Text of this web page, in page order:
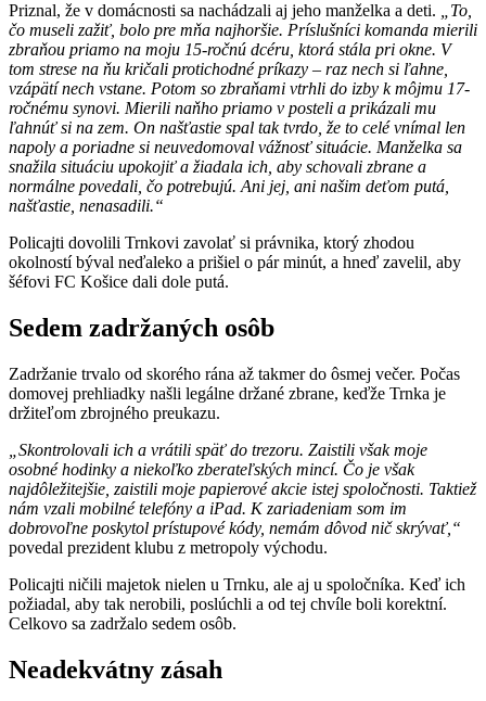
Priznal, že v domácnosti sa nachádzali aj jeho manželka a deti.
„To,
čo museli zažiť, bolo pre mňa najhoršie. Príslušníci komanda mierili
zbraňou priamo na moju 15-ročnú dcéru, ktorá stála pri okne. V
tom strese na ňu kričali protichodné príkazy – raz nech si ľahne,
vzápätí nech vstane. Potom so zbraňami vtrhli do izby k môjmu 17-
ročnému synovi. Mierili naňho priamo v posteli a prikázali mu
ľahnúť si na zem. On našťastie spal tak tvrdo, že to celé vnímal len
napoly a poriadne si neuvedomoval vážnosť situácie. Manželka sa
snažila situáciu upokojiť a žiadala ich, aby schovali zbrane a
normálne povedali, čo potrebujú. Ani jej, ani našim deťom putá,
našťastie, nenasadili.“
Policajti dovolili Trnkovi zavolať si právnika, ktorý zhodou
okolností býval neďaleko a prišiel o pár minút, a hneď zavelil, aby
šéfovi FC Košice dali dole putá.
Sedem zadržaných osôb
Zadržanie trvalo od skorého rána až takmer do ôsmej večer. Počas
domovej prehliadky našli legálne držané zbrane, keďže Trnka je
držiteľom zbrojného preukazu.
„Skontrolovali ich a vrátili späť do trezoru. Zaistili však moje
osobné hodinky a niekoľko zberateľských mincí. Čo je však
najdôležitejšie, zaistili moje papierové akcie istej spoločnosti. Taktiež
nám vzali mobilné telefóny a iPad. K zariadeniam som im
dobrovoľne poskytol prístupové kódy, nemám dôvod nič skrývať,“
povedal prezident klubu z metropoly východu.
Policajti ničili majetok nielen u Trnku, ale aj u spoločníka. Keď ich
požiadal, aby tak nerobili, poslúchli a od tej chvíle boli korektní.
Celkovo sa zadržalo sedem osôb.
Neadekvátny zásah